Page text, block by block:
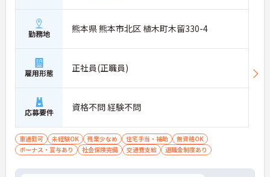
勤務地 熊本県 熊本市北区 植木町木留330-4
雇用形態 正社員(正職員)
応募要件 資格不問 経験不問
車通勤可 未経験OK 残業少なめ 住宅手当・補助
無資格OK
ボーナス・賞与あり
社会保険完備 交通費支給 退職金制度あり